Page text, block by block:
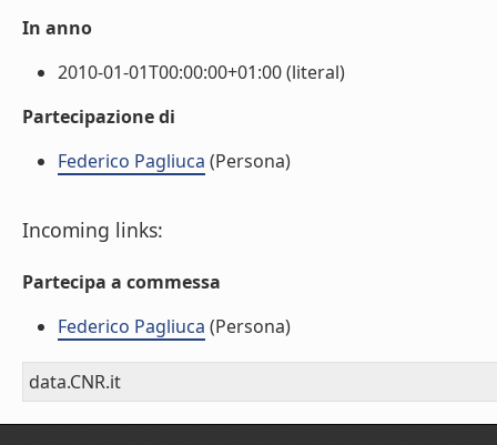
In anno
2010-01-01T00:00:00+01:00 (literal)
Partecipazione di
Federico Pagliuca (Persona)
Incoming links:
Partecipa a commessa
Federico Pagliuca (Persona)
data.CNR.it